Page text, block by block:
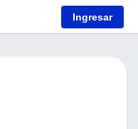
Ingresar